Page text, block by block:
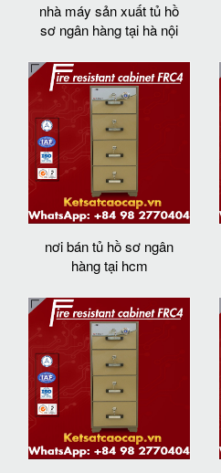
nhà máy sản xuất tủ hồ
sơ ngân hàng tại hà nội
nơi bán tủ hồ sơ ngân
hàng tại hcm